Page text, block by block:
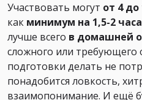
Участвовать могут от 4
как минимум на 1,5-2 часа
лучше всего в домашней
сложного или требующего
подготовки делать не
понадобится ловкость,
взаимопонимание. И ещё